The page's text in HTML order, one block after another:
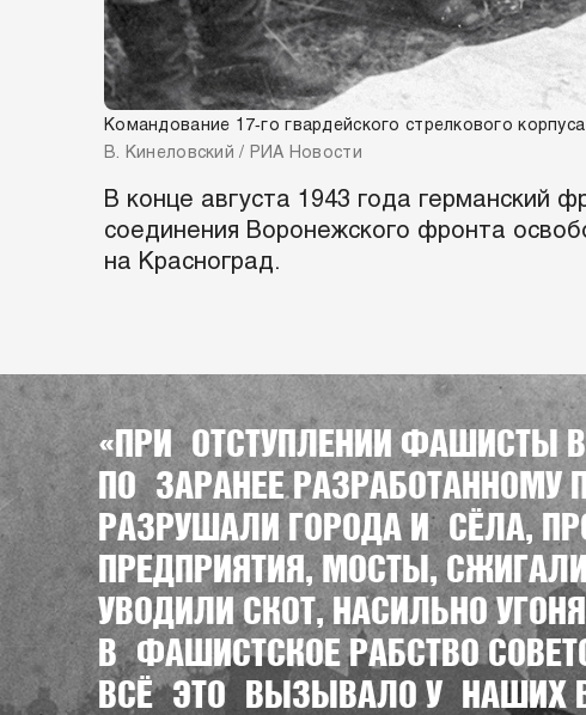
Командование 17‑го гвардейского стрелкового
В. Кинеловский / РИА Новости
В конце августа 1943 года германский
соединения Воронежского фронта
на Красноград.
«ПРИ ОТСТУПЛЕНИИ ФАШИСТЫ
ПО ЗАРАНЕЕ РАЗРАБОТАННОМУ
РАЗРУШАЛИ ГОРОДА И СЁЛА,
ПРЕДПРИЯТИЯ, МОСТЫ,
УВОДИЛИ СКОТ, НАСИЛЬНО
В ФАШИСТСКОЕ РАБСТВО
ВСЁ ЭТО ВЫЗЫВАЛО У НАШИХ